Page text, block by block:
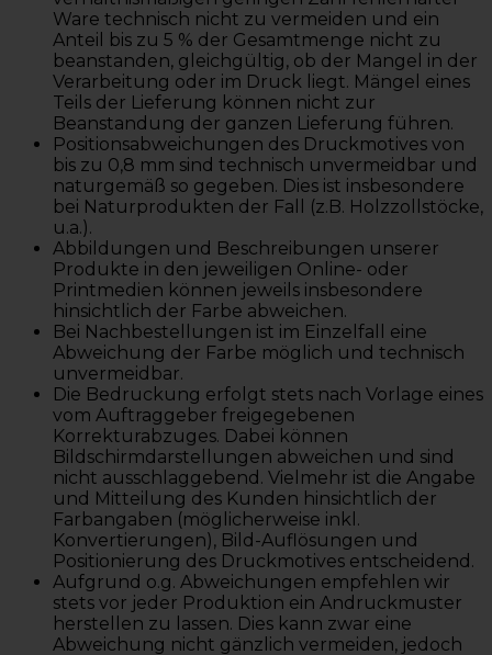
Ware technisch nicht zu vermeiden und ein
Anteil bis zu 5 % der Gesamtmenge nicht zu
beanstanden, gleichgültig, ob der Mangel in der
Verarbeitung oder im Druck liegt. Mängel eines
Teils der Lieferung können nicht zur
Beanstandung der ganzen Lieferung führen.
Positionsabweichungen des Druckmotives von
bis zu 0,8 mm sind technisch unvermeidbar und
naturgemäß so gegeben. Dies ist insbesondere
bei Naturprodukten der Fall (z.B. Holzzollstöcke,
u.a.).
Abbildungen und Beschreibungen unserer
Produkte in den jeweiligen Online- oder
Printmedien können jeweils insbesondere
hinsichtlich der Farbe abweichen.
Bei Nachbestellungen ist im Einzelfall eine
Abweichung der Farbe möglich und technisch
unvermeidbar.
Die Bedruckung erfolgt stets nach Vorlage eines
vom Auftraggeber freigegebenen
Korrekturabzuges. Dabei können
Bildschirmdarstellungen abweichen und sind
nicht ausschlaggebend. Vielmehr ist die Angabe
und Mitteilung des Kunden hinsichtlich der
Farbangaben (möglicherweise inkl.
Konvertierungen), Bild-Auflösungen und
Positionierung des Druckmotives entscheidend.
Aufgrund o.g. Abweichungen empfehlen wir
stets vor jeder Produktion ein Andruckmuster
herstellen zu lassen. Dies kann zwar eine
Abweichung nicht gänzlich vermeiden, jedoch